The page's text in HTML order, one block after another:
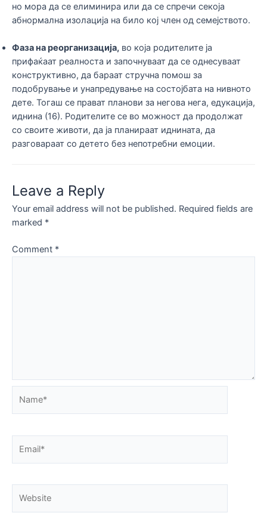
но мора да се елиминира или да се спречи секоја
абнормална изолација на било кој член од семејството.
Фаза на реорганизација, во која родителите ја
прифаќаат реалноста и започнуваат да се однесуваат
конструктивно, да бараат стручна помош за
подобрување и унапредување на состојбата на нивното
дете. Тогаш се прават планови за негова нега, едукација,
иднина (16). Родителите се во можност да продолжат
со своите животи, да ја планираат иднината, да
разговараат со детето без непотребни емоции.
Leave a Reply
Your email address will not be published. Required fields are
marked *
Comment *